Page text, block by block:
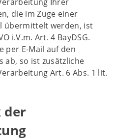
die im Zuge einer
übermittelt werden, ist
i.V.m. Art. 4 BayDSG.
per E-Mail auf den
ab, so ist zusätzliche
Art. 6 Abs. 1 lit.